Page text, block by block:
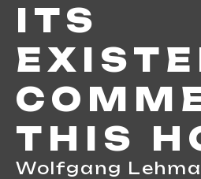
ITS
THIS
Wolfgang